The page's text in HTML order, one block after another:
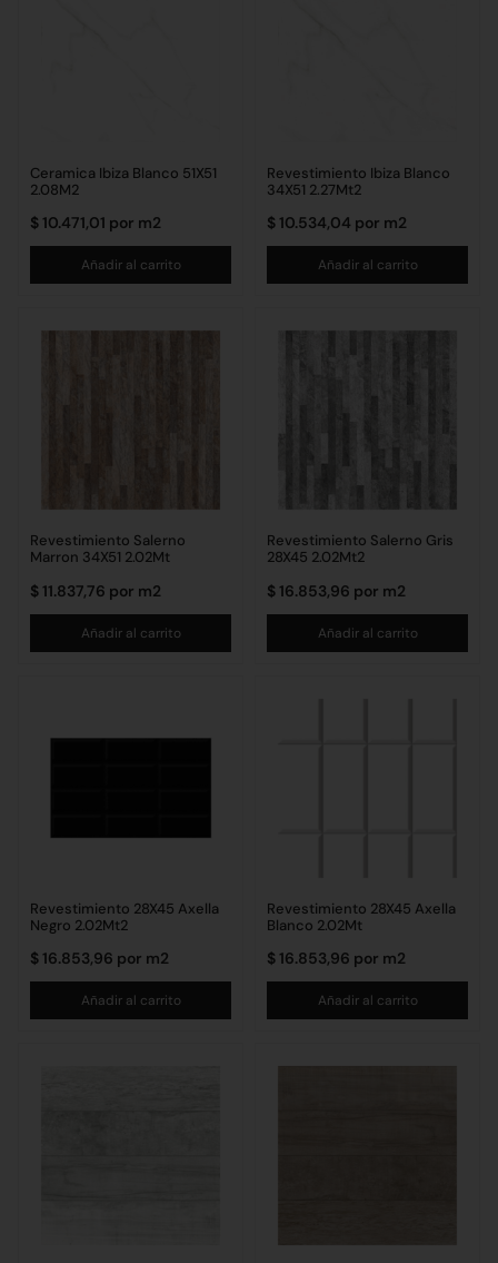
Ceramica Ibiza Blanco 51X51
2.08M2
$ 10.471,01 por m2
Añadir al carrito
Revestimiento Ibiza Blanco
34X51 2.27Mt2
$ 10.534,04 por m2
Añadir al carrito
Revestimiento Salerno
Marron 34X51 2.02Mt
$ 11.837,76 por m2
Añadir al carrito
Revestimiento Salerno Gris
28X45 2.02Mt2
$ 16.853,96 por m2
Añadir al carrito
Revestimiento 28X45 Axella
Negro 2.02Mt2
$ 16.853,96 por m2
Añadir al carrito
Revestimiento 28X45 Axella
Blanco 2.02Mt
$ 16.853,96 por m2
Añadir al carrito